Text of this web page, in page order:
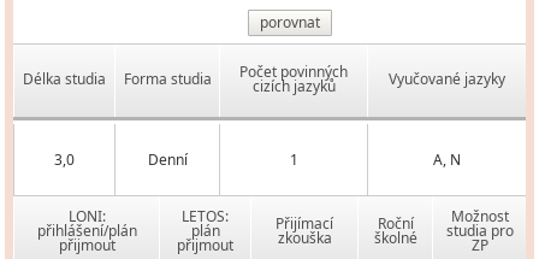
porovnat
Délka studia Forma studia Počet povinných
cizích jazyků Vyučované jazyky
3,0 Denní 1 A, N
LONI:
přihlášení/plán
přijmout
LETOS:
plán
přijmout
Přijímací
zkouška
Roční
školné
Možnost
studia pro
ZP